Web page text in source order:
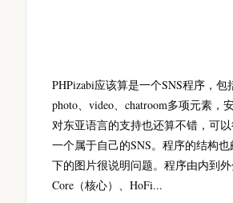
PHPizabi应该算是一个SNS程序，包
photo、video、chatroom多项元素，
对东亚语言的支持也还算不错，可
一个属于自己的SNS。程序的结构
下的图片很说明问题。程序由内到
Core（核心）、HoFi...